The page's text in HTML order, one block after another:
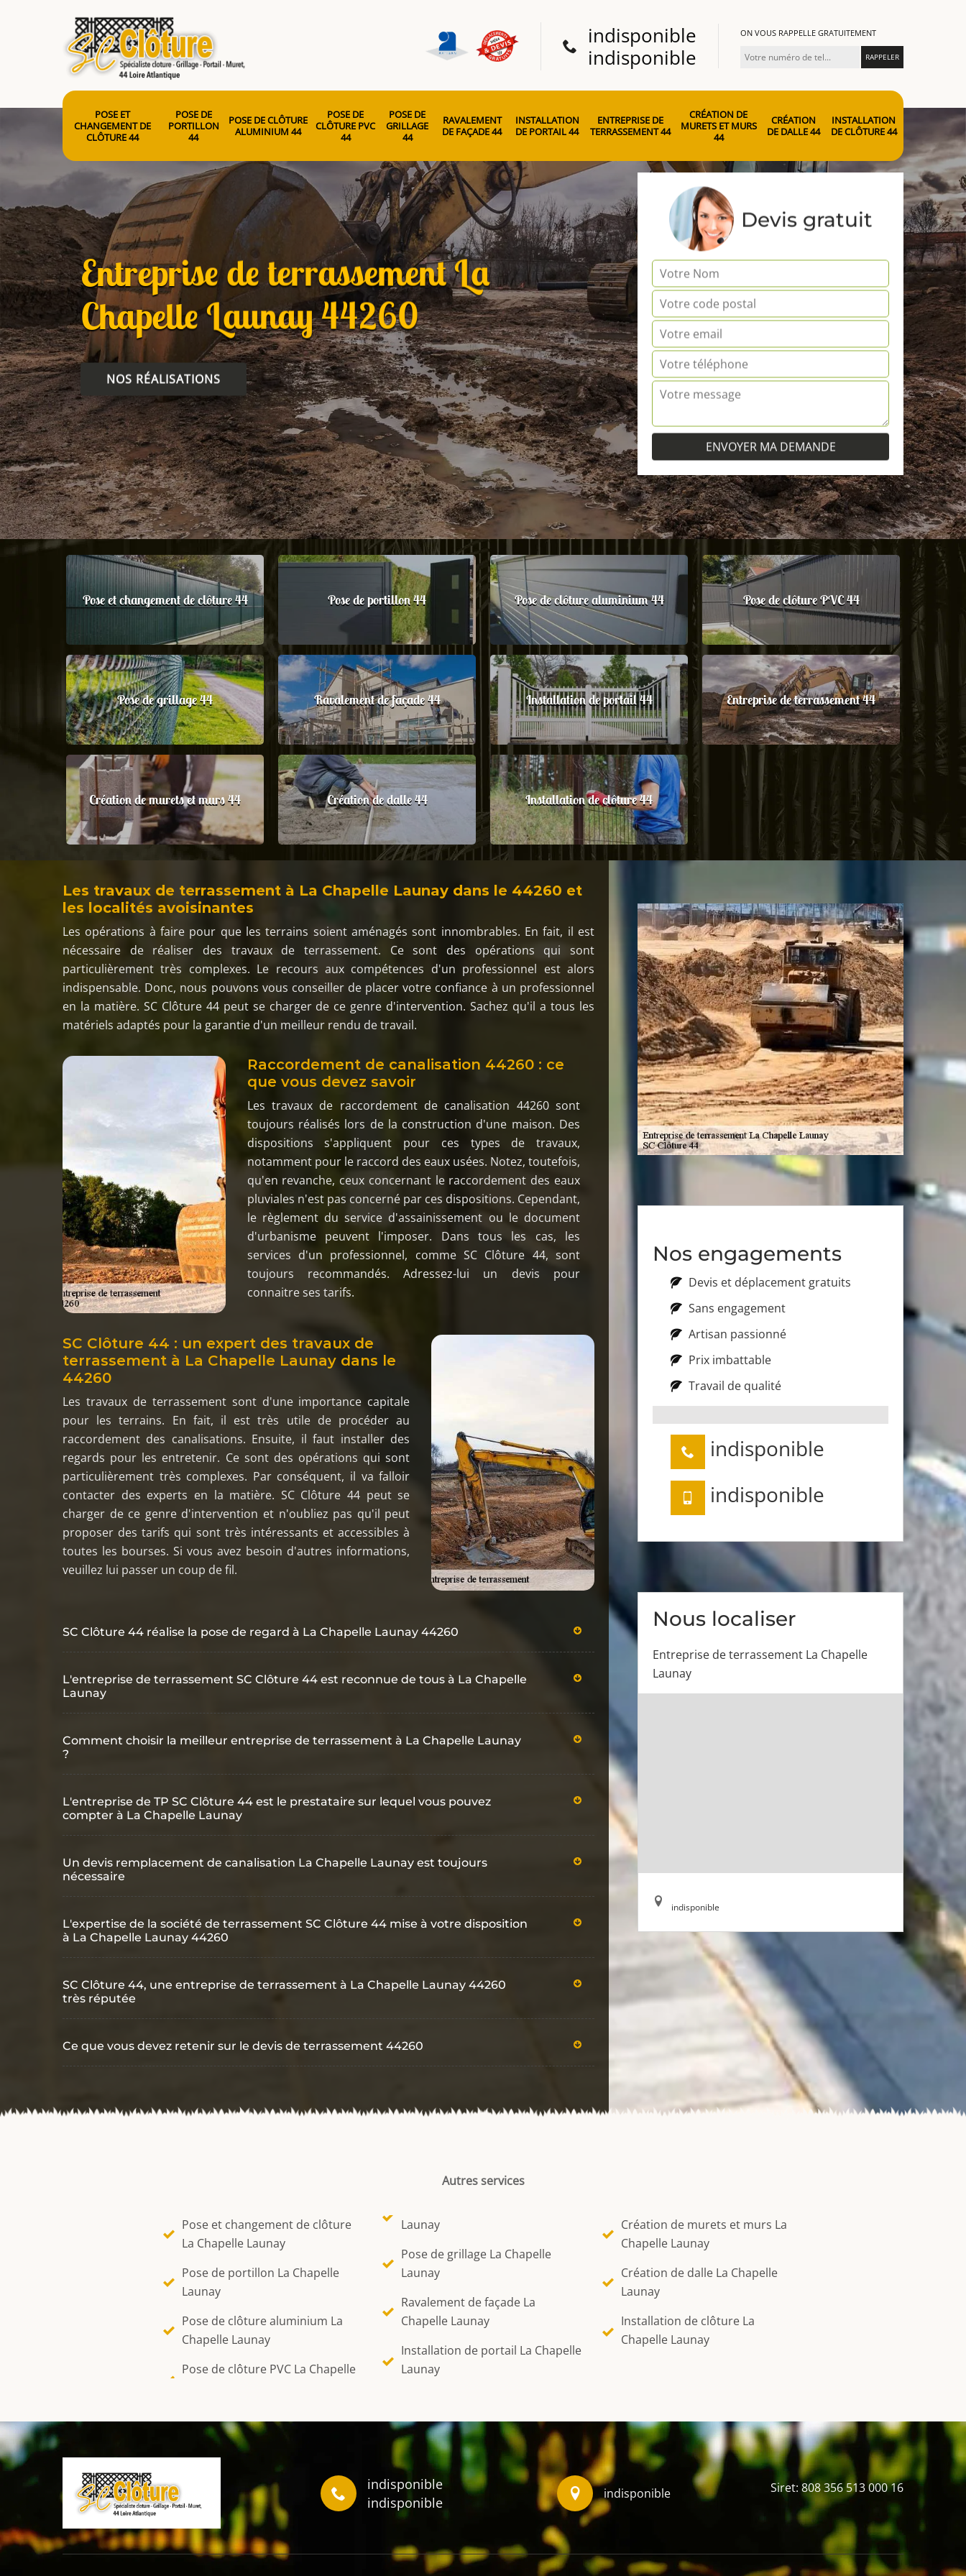
indisponible
indisponible
ON VOUS RAPPELLE GRATUITEMENT
POSE ET
CHANGEMENT DE
CLÔTURE 44
POSE DE
PORTILLON
44
POSE DE CLÔTURE
ALUMINIUM 44
POSE DE
CLÔTURE PVC
44
POSE DE
GRILLAGE
44
RAVALEMENT
DE FAÇADE 44
INSTALLATION
DE PORTAIL 44
ENTREPRISE DE
TERRASSEMENT 44
CRÉATION DE
MURETS ET MURS
44
CRÉATION
DE DALLE 44
INSTALLATION
DE CLÔTURE 44
Entreprise de terrassement La
Chapelle Launay 44260
NOS RÉALISATIONS
Devis gratuit
Pose et changement de clôture 44 Pose de portillon 44 Pose de clôture aluminium 44 Pose de clôture PVC 44
Pose de grillage 44 Ravalement de façade 44 Installation de portail 44 Entreprise de terrassement 44
Création de murets et murs 44 Création de dalle 44 Installation de clôture 44
Les travaux de terrassement à La Chapelle Launay dans le 44260 et
les localités avoisinantes
Les opérations à faire pour que les terrains soient aménagés sont innombrables. En fait, il est
nécessaire de réaliser des travaux de terrassement. Ce sont des opérations qui sont
particulièrement très complexes. Le recours aux compétences d'un professionnel est alors
indispensable. Donc, nous pouvons vous conseiller de placer votre confiance à un professionnel
en la matière. SC Clôture 44 peut se charger de ce genre d'intervention. Sachez qu'il a tous les
matériels adaptés pour la garantie d'un meilleur rendu de travail.
Raccordement de canalisation 44260 : ce
que vous devez savoir
Les travaux de raccordement de canalisation 44260 sont
toujours réalisés lors de la construction d'une maison. Des
dispositions s'appliquent pour ces types de travaux,
notamment pour le raccord des eaux usées. Notez, toutefois,
qu'en revanche, ceux concernant le raccordement des eaux
pluviales n'est pas concerné par ces dispositions. Cependant,
le règlement du service d'assainissement ou le document
d'urbanisme peuvent l'imposer. Dans tous les cas, les
services d'un professionnel, comme SC Clôture 44, sont
toujours recommandés. Adressez-lui un devis pour
connaitre ses tarifs.
SC Clôture 44 : un expert des travaux de
terrassement à La Chapelle Launay dans le
44260
Les travaux de terrassement sont d'une importance capitale
pour les terrains. En fait, il est très utile de procéder au
raccordement des canalisations. Ensuite, il faut installer des
regards pour les entretenir. Ce sont des opérations qui sont
particulièrement très complexes. Par conséquent, il va falloir
contacter des experts en la matière. SC Clôture 44 peut se
charger de ce genre d'intervention et n'oubliez pas qu'il peut
proposer des tarifs qui sont très intéressants et accessibles à
toutes les bourses. Si vous avez besoin d'autres informations,
veuillez lui passer un coup de fil.
SC Clôture 44 réalise la pose de regard à La Chapelle Launay 44260
L'entreprise de terrassement SC Clôture 44 est reconnue de tous à La Chapelle
Launay
Comment choisir la meilleur entreprise de terrassement à La Chapelle Launay
?
L'entreprise de TP SC Clôture 44 est le prestataire sur lequel vous pouvez
compter à La Chapelle Launay
Un devis remplacement de canalisation La Chapelle Launay est toujours
nécessaire
L'expertise de la société de terrassement SC Clôture 44 mise à votre disposition
à La Chapelle Launay 44260
SC Clôture 44, une entreprise de terrassement à La Chapelle Launay 44260
très réputée
Ce que vous devez retenir sur le devis de terrassement 44260
Nos engagements
Devis et déplacement gratuits
Sans engagement
Artisan passionné
Prix imbattable
Travail de qualité
indisponible
indisponible
Nous localiser
Entreprise de terrassement La Chapelle
Launay
indisponible
Autres services
Pose et changement de clôture
La Chapelle Launay
Pose de portillon La Chapelle
Launay
Pose de clôture aluminium La
Chapelle Launay
Pose de clôture PVC La Chapelle
Launay
Pose de grillage La Chapelle
Launay
Ravalement de façade La
Chapelle Launay
Installation de portail La Chapelle
Launay
Création de murets et murs La
Chapelle Launay
Création de dalle La Chapelle
Launay
Installation de clôture La
Chapelle Launay
indisponible
indisponible
indisponible Siret: 808 356 513 000 16